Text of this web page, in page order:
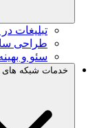
تبلیغات
طراحی
سئو و
خدمات شبکه های